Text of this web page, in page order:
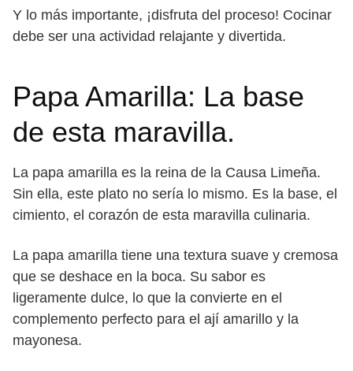
Y lo más importante, ¡disfruta del proceso! Cocinar
debe ser una actividad relajante y divertida.
Papa Amarilla: La base
de esta maravilla.
La papa amarilla es la reina de la Causa Limeña.
Sin ella, este plato no sería lo mismo. Es la base, el
cimiento, el corazón de esta maravilla culinaria.
La papa amarilla tiene una textura suave y cremosa
que se deshace en la boca. Su sabor es
ligeramente dulce, lo que la convierte en el
complemento perfecto para el ají amarillo y la
mayonesa.